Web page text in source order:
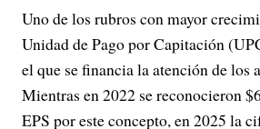
Uno de los rubros con mayor
Unidad de Pago por Capitación
el que se financia la atención de los
Mientras en 2022 se reconocieron
EPS por este concepto, en 2025 la